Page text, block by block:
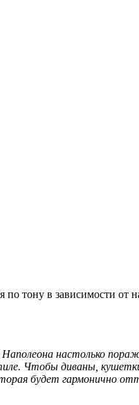
тону в зависимости от
настолько
Чтобы диваны,
будет гармонично